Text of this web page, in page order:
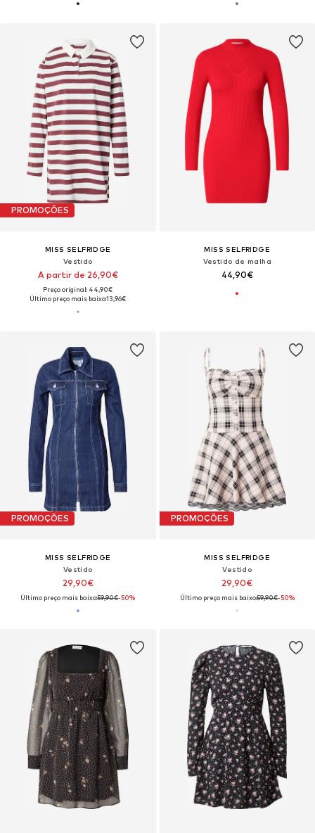
PROMOÇÕES
MISS SELFRIDGE
Vestido
A partir de 26,90€
Preço original: 44,90€
Último preço mais baixo:13,96€
MISS SELFRIDGE
Vestido de malha
44,90€
PROMOÇÕES
MISS SELFRIDGE
Vestido
29,90€
Último preço mais baixo:59,90€-50%
PROMOÇÕES
MISS SELFRIDGE
Vestido
29,90€
Último preço mais baixo:59,90€-50%